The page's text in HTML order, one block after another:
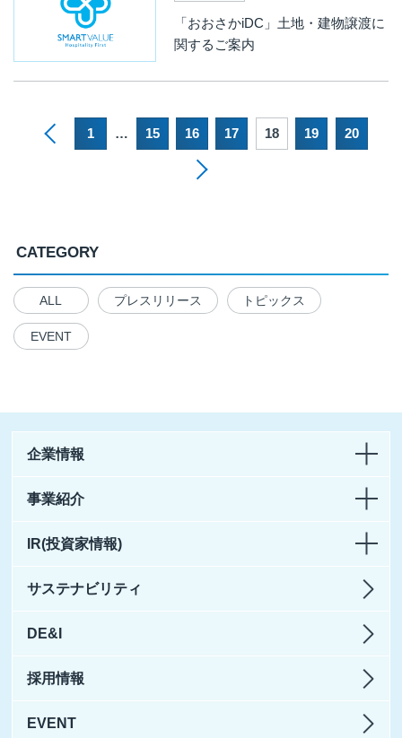
「おおさかiDC」土地・建物譲渡に
関するご案内
1 … 15 16 17 18 19 20
CATEGORY
ALL プレスリリース トピックス
EVENT
企業情報
事業紹介
IR(投資家情報)
サステナビリティ
DE&I
採用情報
EVENT